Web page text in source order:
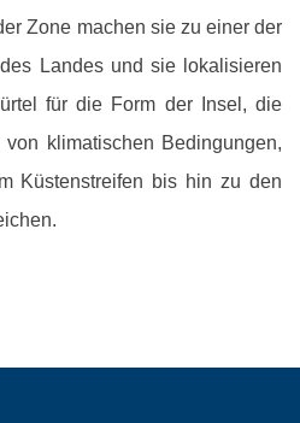
Zone machen sie zu einer der
Landes und sie lokalisieren
für die Form der Insel, die
klimatischen Bedingungen,
Küstenstreifen bis hin zu den